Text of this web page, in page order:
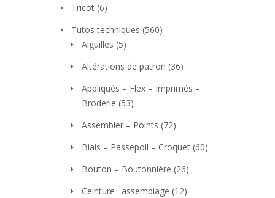
Tricot (6)
Tutos techniques (560)
Aiguilles (5)
Altérations de patron (36)
Appliqués – Flex – Imprimés –
Broderie (53)
Assembler – Points (72)
Biais – Passepoil – Croquet (60)
Bouton – Boutonnière (26)
Ceinture : assemblage (12)